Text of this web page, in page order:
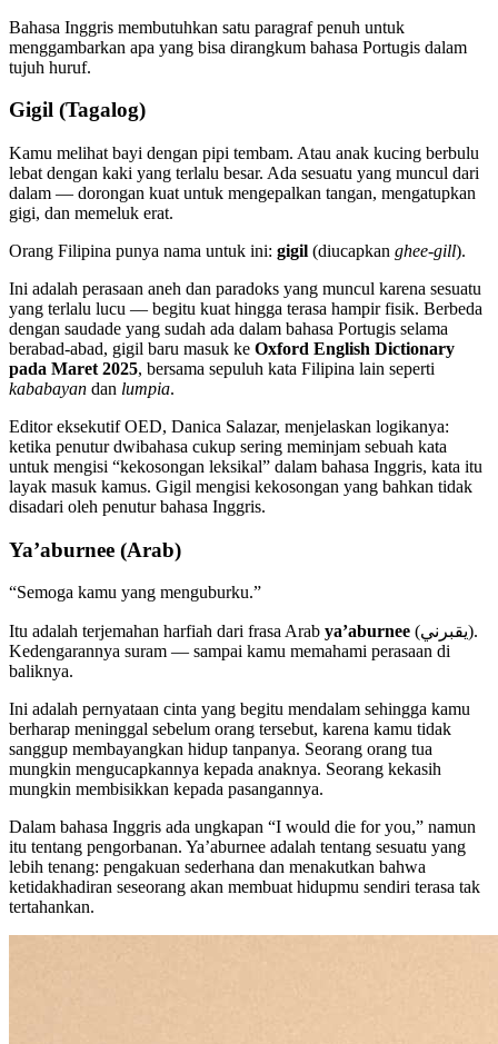
Bahasa Inggris membutuhkan satu paragraf penuh untuk
menggambarkan apa yang bisa dirangkum bahasa Portugis dalam
tujuh huruf.
Gigil (Tagalog)
Kamu melihat bayi dengan pipi tembam. Atau anak kucing berbulu
lebat dengan kaki yang terlalu besar. Ada sesuatu yang muncul dari
dalam — dorongan kuat untuk mengepalkan tangan, mengatupkan
gigi, dan memeluk erat.
Orang Filipina punya nama untuk ini: gigil (diucapkan ghee-gill).
Ini adalah perasaan aneh dan paradoks yang muncul karena sesuatu
yang terlalu lucu — begitu kuat hingga terasa hampir fisik. Berbeda
dengan saudade yang sudah ada dalam bahasa Portugis selama
berabad-abad, gigil baru masuk ke Oxford English Dictionary
pada Maret 2025, bersama sepuluh kata Filipina lain seperti
kababayan dan lumpia.
Editor eksekutif OED, Danica Salazar, menjelaskan logikanya:
ketika penutur dwibahasa cukup sering meminjam sebuah kata
untuk mengisi “kekosongan leksikal” dalam bahasa Inggris, kata itu
layak masuk kamus. Gigil mengisi kekosongan yang bahkan tidak
disadari oleh penutur bahasa Inggris.
Ya’aburnee (Arab)
“Semoga kamu yang menguburku.”
Itu adalah terjemahan harfiah dari frasa Arab ya’aburnee (يقبرني).
Kedengarannya suram — sampai kamu memahami perasaan di
baliknya.
Ini adalah pernyataan cinta yang begitu mendalam sehingga kamu
berharap meninggal sebelum orang tersebut, karena kamu tidak
sanggup membayangkan hidup tanpanya. Seorang orang tua
mungkin mengucapkannya kepada anaknya. Seorang kekasih
mungkin membisikkan kepada pasangannya.
Dalam bahasa Inggris ada ungkapan “I would die for you,” namun
itu tentang pengorbanan. Ya’aburnee adalah tentang sesuatu yang
lebih tenang: pengakuan sederhana dan menakutkan bahwa
ketidakhadiran seseorang akan membuat hidupmu sendiri terasa tak
tertahankan.